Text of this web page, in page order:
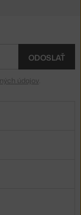
ODOSLAŤ
údajov.